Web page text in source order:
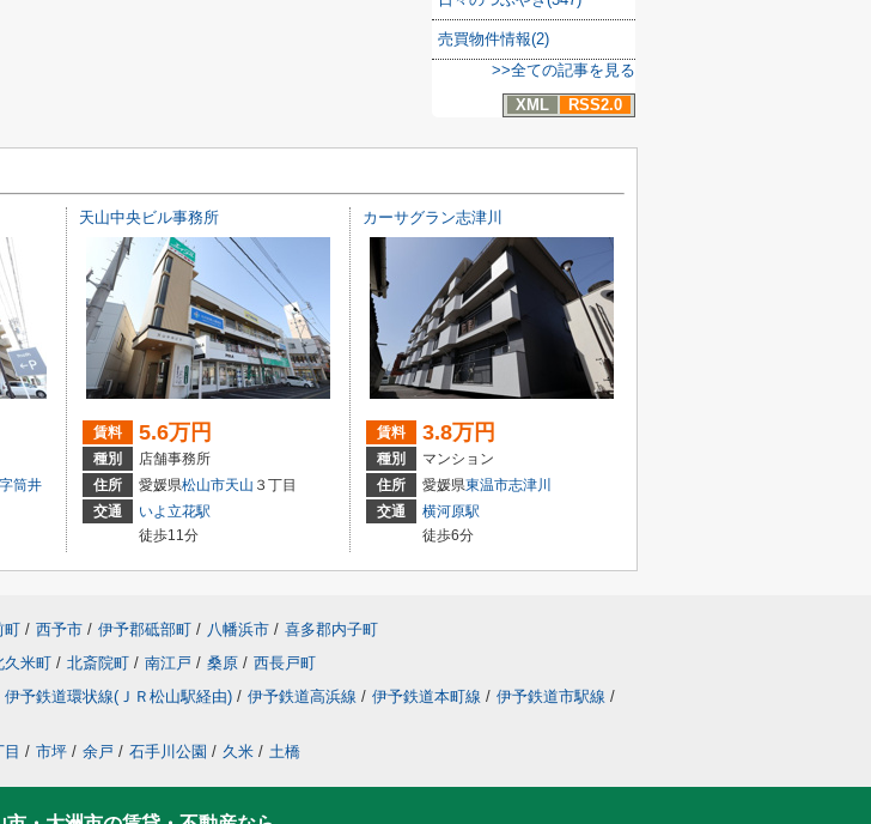
売買物件情報(2)
>>全ての記事を見る
XML
RSS2.0
筒井
天山中央ビル事務所
賃料 5.6万円
種別
店舗事務所
住所
愛媛県松山市天山 ３丁目
交通
いよ立花駅
徒歩11分
カーサグラン志津川
賃料 3.8万円
種別
マンション
住所
愛媛県東温市志津川
交通
横河原駅
徒歩6分
町 / 西予市 / 伊予郡砥部町 / 八幡浜市 / 喜多郡内子町
久米町 / 北斎院町 / 南江戸 / 桑原 / 西長戸町
伊予鉄道環状線(ＪＲ松山駅経由) / 伊予鉄道高浜線 / 伊予鉄道本町線 / 伊予鉄道市駅線 /
/ 市坪 / 余戸 / 石手川公園 / 久米 / 土橋